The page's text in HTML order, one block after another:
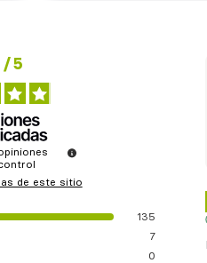
/5
de este sitio
135
7
0